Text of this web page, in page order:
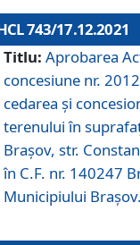
743/17.12.2021
Titlu: Aprobarea
concesiune nr.
cedarea și
terenului în
Brașov, str.
în C.F. nr. 140247
Municipiului Brașov.